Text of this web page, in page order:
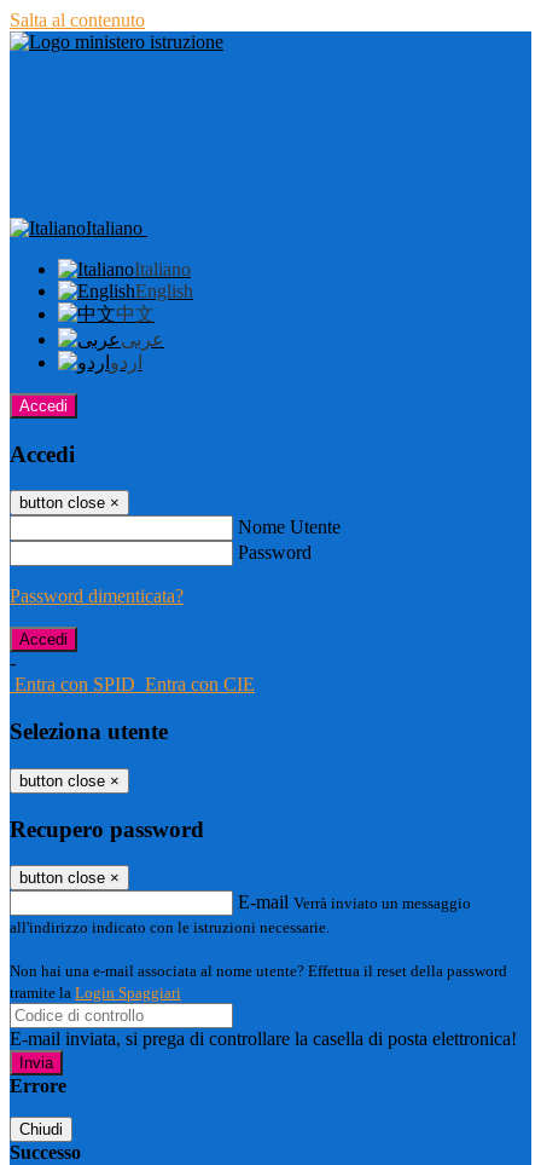
Salta al contenuto
Italiano
Italiano
English
中文
عربى
اردو
Accedi
Accedi
button close ×
Nome Utente
Password
Password dimenticata?
-
Entra con SPID Entra con CIE
Seleziona utente
button close ×
Recupero password
button close ×
E-mail Verrà inviato un messaggio
all'indirizzo indicato con le istruzioni necessarie.
Non hai una e-mail associata al nome utente? Effettua il reset della password
tramite la Login Spaggiari
E-mail inviata, si prega di controllare la casella di posta elettronica!
Errore
Chiudi
Successo